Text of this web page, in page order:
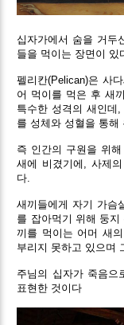
십자가에서 숨을 거두
들을 먹이는 장면이 있
펠리칸(Pelican)은 사
어 먹이를 먹은 후 새
특수한 성격의 새인데
를 성체와 성혈을 통해
즉 인간의 구원을 위
새에 비겼기에, 사제
다.
새끼들에게 자기 가슴
를 잡아먹기 위해 둥지
끼를 먹이는 어머 새
부리지 못하고 있으며
주님의 십자가 죽음으
표현한 것이다